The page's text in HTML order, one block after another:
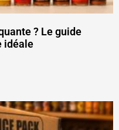
? Le guide
idéale